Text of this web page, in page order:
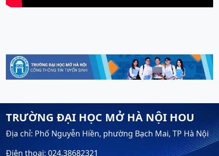
TRƯỜNG ĐẠI HỌC MỞ HÀ NỘI HOU
Địa chỉ: Phố Nguyễn Hiền, phường Bạch Mai, TP Hà Nội
Điện thoại: 024.38682321